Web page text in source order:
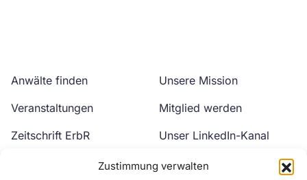
Zustimmung verwalten
Anwälte finden
Veranstaltungen
Zeitschrift ErbR
Unsere Mission
Mitglied werden
Unser LinkedIn-Kanal
Unser YouTube-Kanal